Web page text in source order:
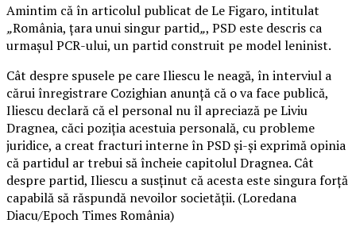
Amintim că în articolul publicat de Le Figaro, intitulat
„România, ţara unui singur partid„, PSD este descris ca
urmaşul PCR-ului, un partid construit pe model leninist.
Cât despre spusele pe care Iliescu le neagă, în interviul a
cărui înregistrare Cozighian anunţă că o va face publică,
Iliescu declară că el personal nu îl apreciază pe Liviu
Dragnea, căci poziţia acestuia personală, cu probleme
juridice, a creat fracturi interne în PSD şi-şi exprimă opinia
că partidul ar trebui să încheie capitolul Dragnea. Cât
despre partid, Iliescu a susţinut că acesta este singura forţă
capabilă să răspundă nevoilor societăţii. (Loredana
Diacu/Epoch Times România)